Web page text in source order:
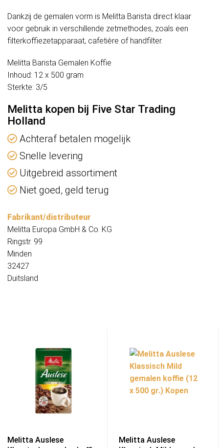
Dankzij de gemalen vorm is Melitta Barista direct klaar
voor gebruik in verschillende zetmethodes, zoals een
filterkoffiezetapparaat, cafetière of handfilter.
Melitta Barista Gemalen Koffie
Inhoud: 12 x 500 gram
Sterkte: 3/5
Melitta kopen bij Five Star Trading
Holland
Achteraf betalen mogelijk
Snelle levering
Uitgebreid assortiment
Niet goed, geld terug
Fabrikant/distributeur
Melitta Europa GmbH & Co. KG
Ringstr. 99
Minden
32427
Duitsland
Melitta Auslese
Melitta Auslese